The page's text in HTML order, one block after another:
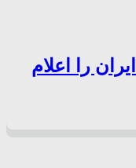
را اعلام